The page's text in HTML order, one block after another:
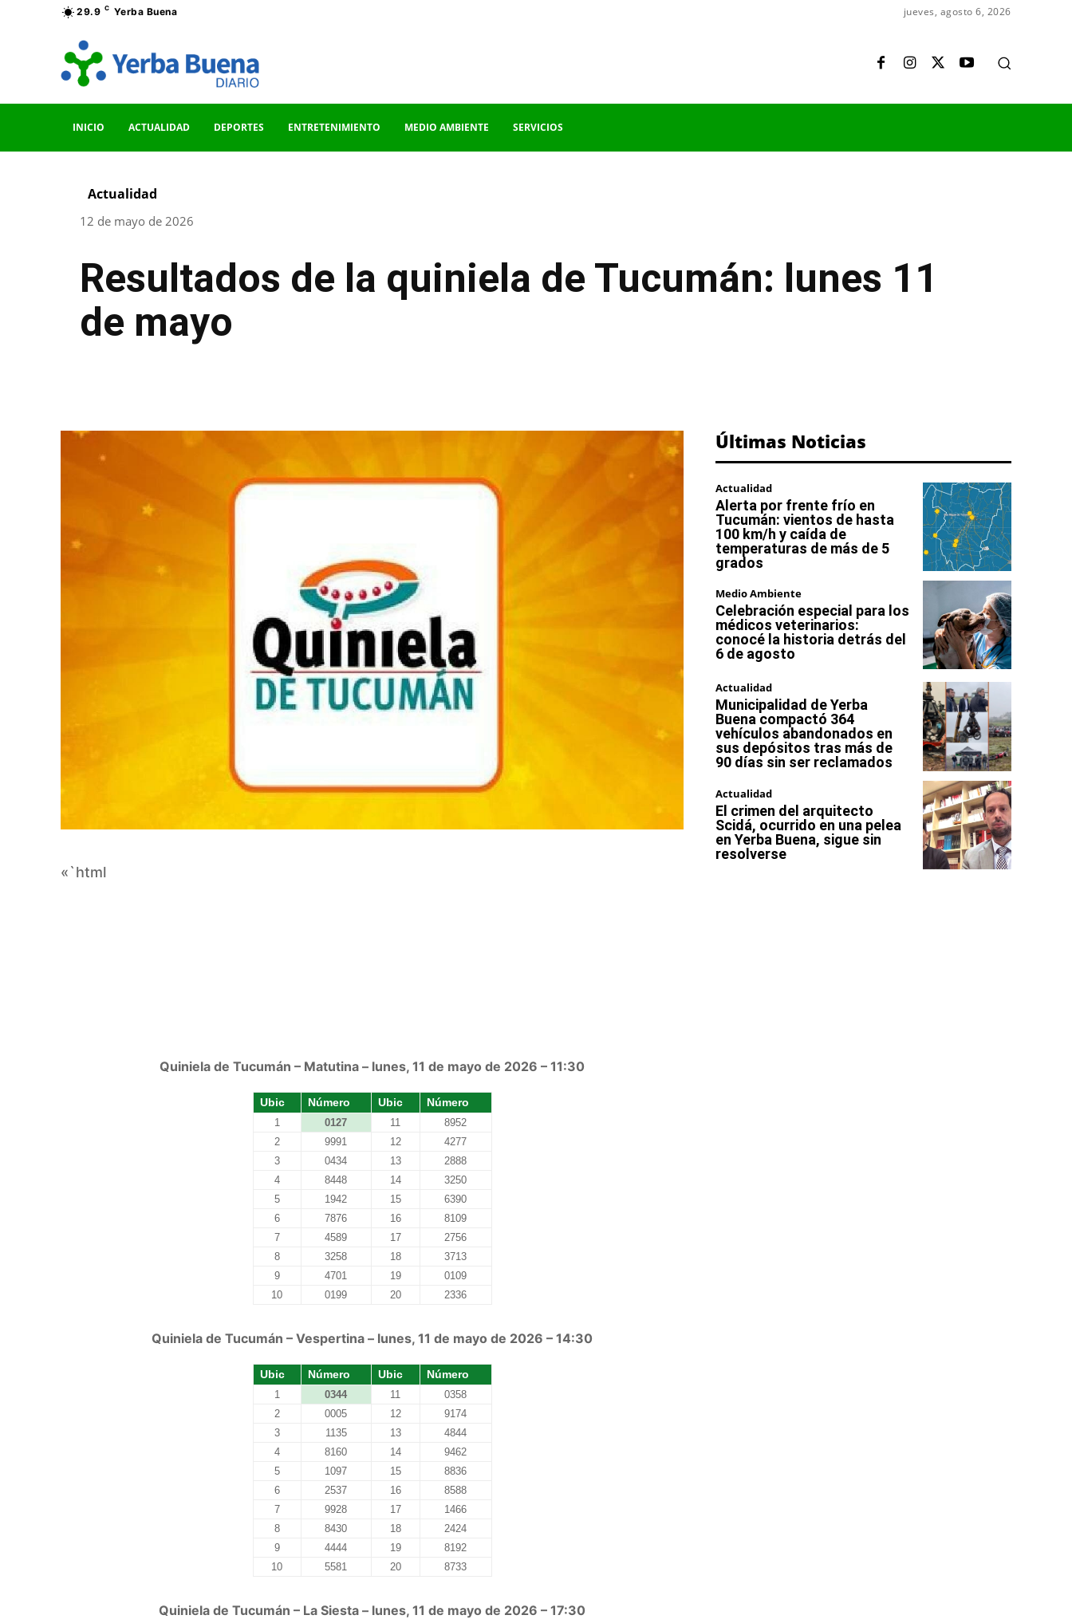
29.9 C Yerba Buena jueves, agosto 6, 2026
INICIO ACTUALIDAD DEPORTES ENTRETENIMIENTO MEDIO AMBIENTE SERVICIOS
Actualidad
12 de mayo de 2026
Resultados de la quiniela de Tucumán: lunes 11
de mayo
«`html
Quiniela de Tucumán – Matutina – lunes, 11 de mayo de 2026 – 11:30
Ubic Número Ubic Número
1 0127 11
8952
2
9991 12
4277
3
0434 13
2888
4
8448 14
3250
5
1942 15
6390
6
7876 16
8109
7
4589 17
2756
8
3258 18
3713
9
4701 19
0109
10
0199 20 2336
Quiniela de Tucumán – Vespertina – lunes, 11 de mayo de 2026 – 14:30
Ubic Número Ubic Número
1 0344 11
0358
2
0005 12
9174
3
1135 13
4844
4
8160 14
9462
5
1097 15
8836
6
2537 16
8588
7
9928 17
1466
8
8430 18
2424
9
4444 19
8192
10
5581 20 8733
Quiniela de Tucumán – La Siesta – lunes, 11 de mayo de 2026 – 17:30
Últimas Noticias
Actualidad
Alerta por frente frío en
Tucumán: vientos de hasta
100 km/h y caída de
temperaturas de más de 5
grados
Medio Ambiente
Celebración especial para los
médicos veterinarios:
conocé la historia detrás del
6 de agosto
Actualidad
Municipalidad de Yerba
Buena compactó 364
vehículos abandonados en
sus depósitos tras más de
90 días sin ser reclamados
Actualidad
El crimen del arquitecto
Scidá, ocurrido en una pelea
en Yerba Buena, sigue sin
resolverse